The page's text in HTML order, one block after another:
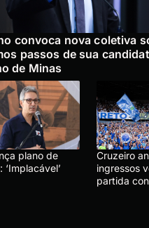
convoca nova coletiva
passos de sua
de Minas
plano de
‘Implacável’
Cruzeiro
ingressos
partida